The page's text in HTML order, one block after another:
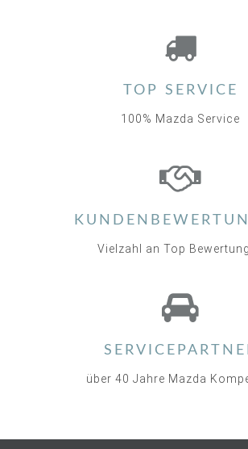
TOP SERVICE
100% Mazda Service
Vielzahl an Top
über 40 Jahre Mazda